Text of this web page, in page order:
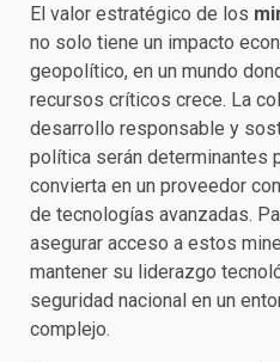
El valor estratégico de los
no solo tiene un impacto
geopolítico, en un mundo
recursos críticos crece. La
desarrollo responsable y
política serán determinantes
convierta en un proveedor
de tecnologías avanzadas.
asegurar acceso a estos
mantener su liderazgo
seguridad nacional en un
complejo.